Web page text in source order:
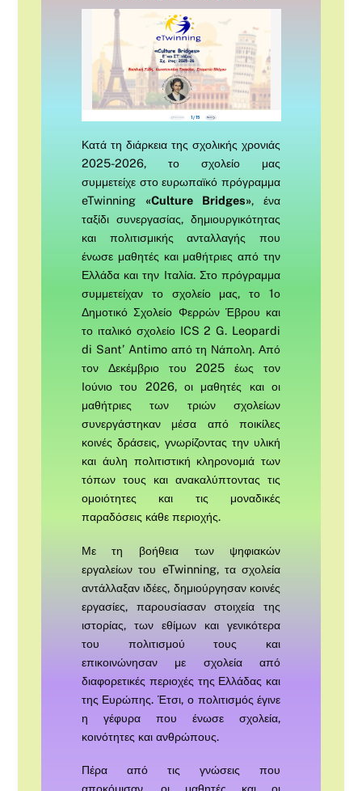
Κατά τη διάρκεια της σχολικής χρονιάς
2025-2026, το σχολείο μας
συμμετείχε στο ευρωπαϊκό πρόγραμμα
eTwinning «Culture Bridges», ένα
ταξίδι συνεργασίας, δημιουργικότητας
και πολιτισμικής ανταλλαγής που
ένωσε μαθητές και μαθήτριες από την
Ελλάδα και την Ιταλία. Στο πρόγραμμα
συμμετείχαν το σχολείο μας, το 1ο
Δημοτικό Σχολείο Φερρών Έβρου και
το ιταλικό σχολείο ICS 2 G. Leopardi
di Sant’ Antimo από τη Νάπολη. Από
τον Δεκέμβριο του 2025 έως τον
Ιούνιο του 2026, οι μαθητές και οι
μαθήτριες των τριών σχολείων
συνεργάστηκαν μέσα από ποικίλες
κοινές δράσεις, γνωρίζοντας την υλική
και άυλη πολιτιστική κληρονομιά των
τόπων τους και ανακαλύπτοντας τις
ομοιότητες και τις μοναδικές
παραδόσεις κάθε περιοχής.
Με τη βοήθεια των ψηφιακών
εργαλείων του eTwinning, τα σχολεία
αντάλλαξαν ιδέες, δημιούργησαν κοινές
εργασίες, παρουσίασαν στοιχεία της
ιστορίας, των εθίμων και γενικότερα
του πολιτισμού τους και
επικοινώνησαν με σχολεία από
διαφορετικές περιοχές της Ελλάδας και
της Ευρώπης. Έτσι, ο πολιτισμός έγινε
η γέφυρα που ένωσε σχολεία,
κοινότητες και ανθρώπους.
Πέρα από τις γνώσεις που